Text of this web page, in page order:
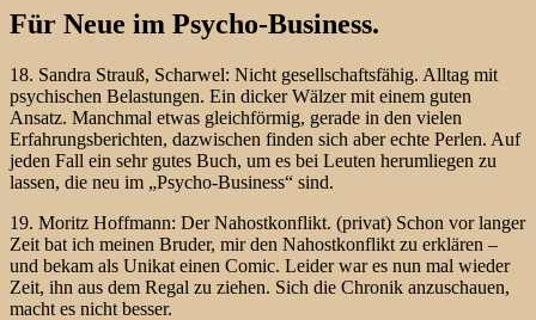
Für Neue im Psycho-Business.
18. Sandra Strauß, Scharwel: Nicht gesellschaftsfähig. Alltag mit
psychischen Belastungen. Ein dicker Wälzer mit einem guten
Ansatz. Manchmal etwas gleichförmig, gerade in den vielen
Erfahrungsberichten, dazwischen finden sich aber echte Perlen. Auf
jeden Fall ein sehr gutes Buch, um es bei Leuten herumliegen zu
lassen, die neu im „Psycho-Business“ sind.
19. Moritz Hoffmann: Der Nahostkonflikt. (privat) Schon vor langer
Zeit bat ich meinen Bruder, mir den Nahostkonflikt zu erklären –
und bekam als Unikat einen Comic. Leider war es nun mal wieder
Zeit, ihn aus dem Regal zu ziehen. Sich die Chronik anzuschauen,
macht es nicht besser.